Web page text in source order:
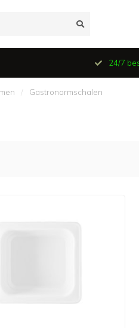
24/7
/ Gastronormschalen